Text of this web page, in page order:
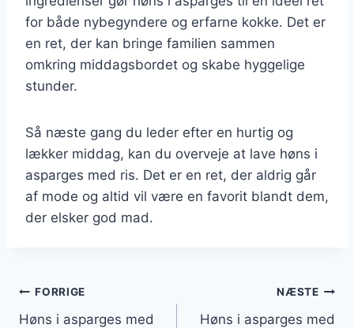
for både nybegyndere og erfarne kokke. Det er
en ret, der kan bringe familien sammen
omkring middagsbordet og skabe hyggelige
stunder.
Så næste gang du leder efter en hurtig og
lækker middag, kan du overveje at lave høns i
asparges med ris. Det er en ret, der aldrig går
af mode og altid vil være en favorit blandt dem,
der elsker god mad.
Indlægsnavigation
FORRIGE
Høns i asparges med
NÆSTE
Høns i asparges med